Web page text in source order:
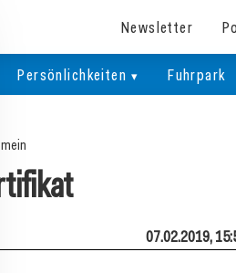
Newsletter
Persönlichkeiten Fuhrpark
07.02.2019,